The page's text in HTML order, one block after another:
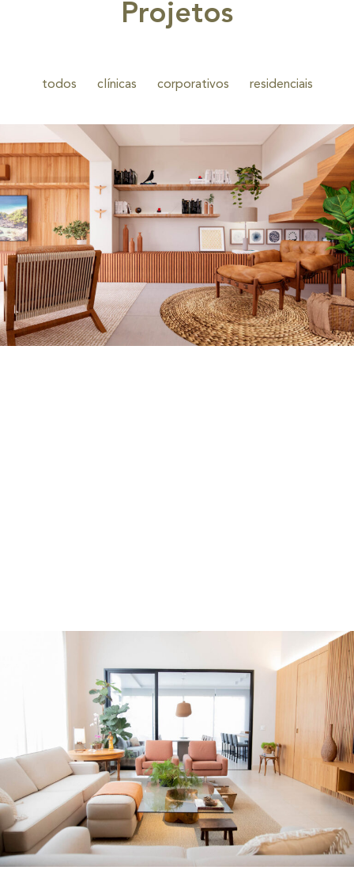
Projetos
todos clínicas corporativos residenciais